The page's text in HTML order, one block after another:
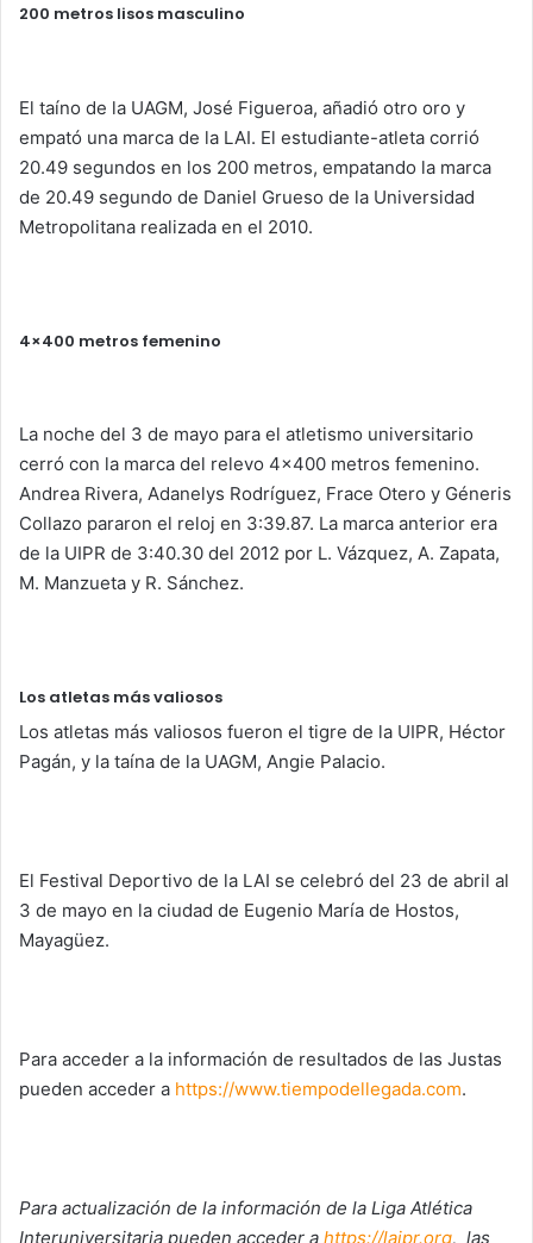
200 metros lisos masculino
El taíno de la UAGM, José Figueroa, añadió otro oro y
empató una marca de la LAI. El estudiante-atleta corrió
20.49 segundos en los 200 metros, empatando la marca
de 20.49 segundo de Daniel Grueso de la Universidad
Metropolitana realizada en el 2010.
4×400 metros femenino
La noche del 3 de mayo para el atletismo universitario
cerró con la marca del relevo 4×400 metros femenino.
Andrea Rivera, Adanelys Rodríguez, Frace Otero y Géneris
Collazo pararon el reloj en 3:39.87. La marca anterior era
de la UIPR de 3:40.30 del 2012 por L. Vázquez, A. Zapata,
M. Manzueta y R. Sánchez.
Los atletas más valiosos
Los atletas más valiosos fueron el tigre de la UIPR, Héctor
Pagán, y la taína de la UAGM, Angie Palacio.
El Festival Deportivo de la LAI se celebró del 23 de abril al
3 de mayo en la ciudad de Eugenio María de Hostos,
Mayagüez.
Para acceder a la información de resultados de las Justas
pueden acceder a https://www.tiempodellegada.com.
Para actualización de la información de la Liga Atlética
Interuniversitaria pueden acceder a https://laipr.org, las